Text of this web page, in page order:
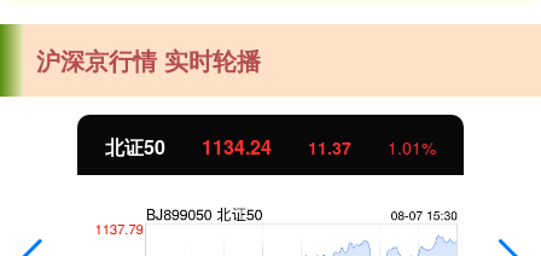
沪深京行情 实时轮播
北证50 1134.24 11.37 1.01%